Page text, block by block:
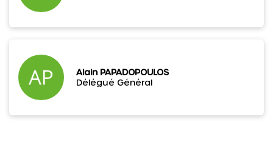
Alain PAPADOPOULOS
Délégué Général